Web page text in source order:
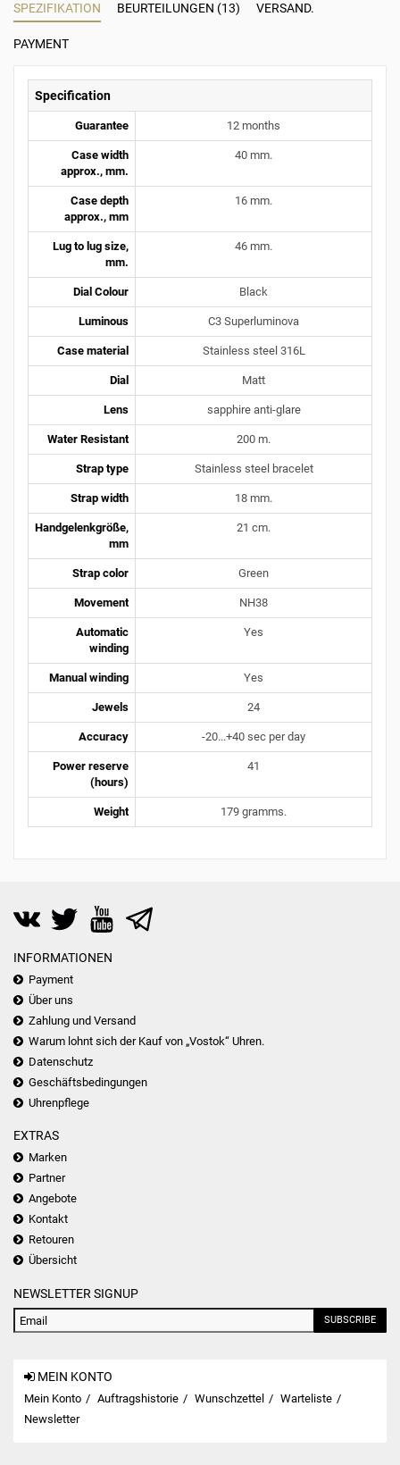
SPEZIFIKATION BEURTEILUNGEN (13) VERSAND.
PAYMENT
Specification
Guarantee 12 months
Case width
approx., mm.
40 mm.
Case depth
approx., mm
16 mm.
Lug to lug size,
mm.
46 mm.
Dial Colour Black
Luminous C3 Superluminova
Case material Stainless steel 316L
Dial Matt
Lens sapphire anti-glare
Water Resistant 200 m.
Strap type Stainless steel bracelet
Strap width 18 mm.
Handgelenkgröße,
mm
21 cm.
Strap color Green
Movement NH38
Automatic
winding
Yes
Manual winding Yes
Jewels 24
Accuracy -20...+40 sec per day
Power reserve
(hours)
41
Weight 179 gramms.
INFORMATIONEN
Payment
Über uns
Zahlung und Versand
Warum lohnt sich der Kauf von „Vostok“ Uhren.
Datenschutz
Geschäftsbedingungen
Uhrenpflege
EXTRAS
Marken
Partner
Angebote
Kontakt
Retouren
Übersicht
NEWSLETTER SIGNUP
SUBSCRIBE
MEIN KONTO
Mein Konto Auftragshistorie Wunschzettel
Warteliste
Newsletter